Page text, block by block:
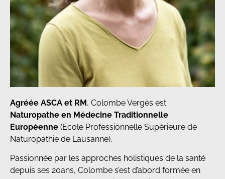
Agréée ASCA et RM, Colombe Vergès est
Naturopathe en Médecine Traditionnelle
Européenne (Ecole Professionnelle Supérieure de
Naturopathie de Lausanne).
Passionnée par les approches holistiques de la santé
depuis ses 20ans, Colombe s’est d’abord formée en